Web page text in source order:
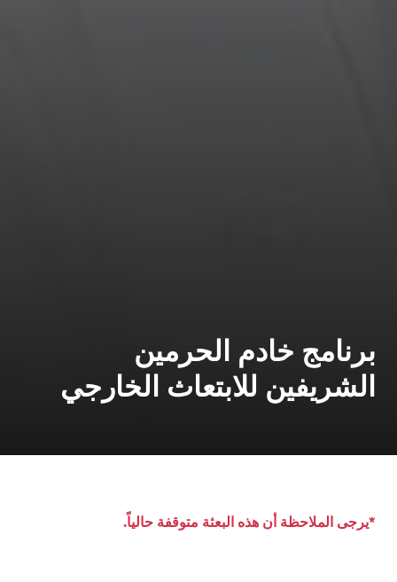
برنامج خادم الحرمين
الشريفين للابتعاث الخارجي
*يرجى الملاحظة أن هذه البعثة متوقفة حالياً.